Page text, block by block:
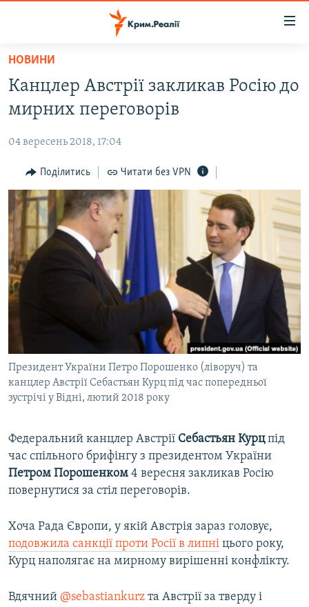
Перейти
основного
матеріалу
Перейти
до
навігації
Перейти
до
пошуку
ВОДА.КРИМ
ВІДЕО ТА ФОТО
ПОЛІТИКА
БЛОГИ
ПОГЛЯД
ІНТЕРВ'Ю
ВСЕ ЗА ДЕНЬ
СПЕЦПРОЕКТИ
УКРАЇНСЬКА ПРОБЛЕМА КРИМУ
ІНФОГРАФІКА
ЯК ОБІЙТИ БЛОКУВАННЯ
Русский
Qırımtatar
ДОЛУЧАЙСЯ!
Усі сайти RFE/RL
НОВИНИ
Канцлер Австрії закликав Росію до
мирних переговорів
04 вересень 2018, 17:04
Поділитись Читати без VPN
Президент України Петро Порошенко (ліворуч) та
канцлер Австрії Себастьян Курц під час попередньої
зустрічі у Відні, лютий 2018 року
Федеральний канцлер Австрії Себастьян Курцпід
час спільного брифінгу з президентом України
Петром Порошенком 4 вересня закликав Росію
повернутися за стіл переговорів.
Хоча Рада Європи, у якій Австрія зараз головує,
подовжила санкції проти Росії в липні цього року,
Курц наполягає на мирному вирішенні конфлікту.
Вдячний @sebastiankurz та Австрії за тверду і